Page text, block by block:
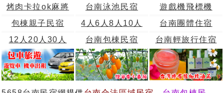
烤肉卡拉ok麻將
台南泳池民宿
遊戲機飛標機
包棟親子民宿
4人6人8人10人
台南團體住宿
12人20人30人
台南包棟民宿 台南輕旅行住宿